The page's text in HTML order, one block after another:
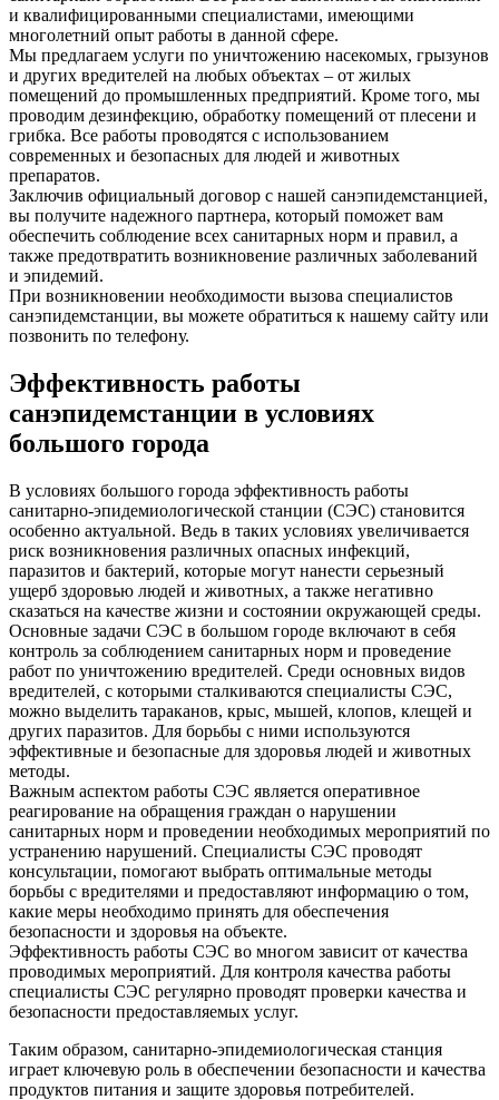
и квалифицированными специалистами, имеющими
многолетний опыт работы в данной сфере.
Мы предлагаем услуги по уничтожению насекомых, грызунов
и других вредителей на любых объектах – от жилых
помещений до промышленных предприятий. Кроме того, мы
проводим дезинфекцию, обработку помещений от плесени и
грибка. Все работы проводятся с использованием
современных и безопасных для людей и животных
препаратов.
Заключив официальный договор с нашей санэпидемстанцией,
вы получите надежного партнера, который поможет вам
обеспечить соблюдение всех санитарных норм и правил, а
также предотвратить возникновение различных заболеваний
и эпидемий.
При возникновении необходимости вызова специалистов
санэпидемстанции, вы можете обратиться к нашему сайту или
позвонить по телефону.
Эффективность работы
санэпидемстанции в условиях
большого города
В условиях большого города эффективность работы
санитарно-эпидемиологической станции (СЭС) становится
особенно актуальной. Ведь в таких условиях увеличивается
риск возникновения различных опасных инфекций,
паразитов и бактерий, которые могут нанести серьезный
ущерб здоровью людей и животных, а также негативно
сказаться на качестве жизни и состоянии окружающей среды.
Основные задачи СЭС в большом городе включают в себя
контроль за соблюдением санитарных норм и проведение
работ по уничтожению вредителей. Среди основных видов
вредителей, с которыми сталкиваются специалисты СЭС,
можно выделить тараканов, крыс, мышей, клопов, клещей и
других паразитов. Для борьбы с ними используются
эффективные и безопасные для здоровья людей и животных
методы.
Важным аспектом работы СЭС является оперативное
реагирование на обращения граждан о нарушении
санитарных норм и проведении необходимых мероприятий по
устранению нарушений. Специалисты СЭС проводят
консультации, помогают выбрать оптимальные методы
борьбы с вредителями и предоставляют информацию о том,
какие меры необходимо принять для обеспечения
безопасности и здоровья на объекте.
Эффективность работы СЭС во многом зависит от качества
проводимых мероприятий. Для контроля качества работы
специалисты СЭС регулярно проводят проверки качества и
безопасности предоставляемых услуг.
Таким образом, санитарно-эпидемиологическая станция
играет ключевую роль в обеспечении безопасности и качества
продуктов питания и защите здоровья потребителей.